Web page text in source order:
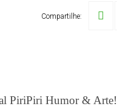
Compartilhe:
PiriPiri Humor & Arte!